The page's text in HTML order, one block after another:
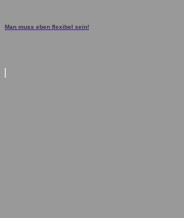
Man muss eben flexibel sein!